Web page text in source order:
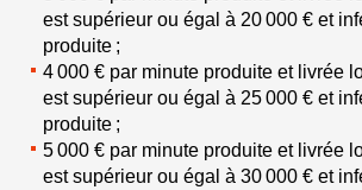
est supérieur ou égal à 20 000 € et
produite ;
4 000 € par minute produite et livrée
est supérieur ou égal à 25 000 € et
produite ;
5 000 € par minute produite et livrée
est supérieur ou égal à 30 000 € et